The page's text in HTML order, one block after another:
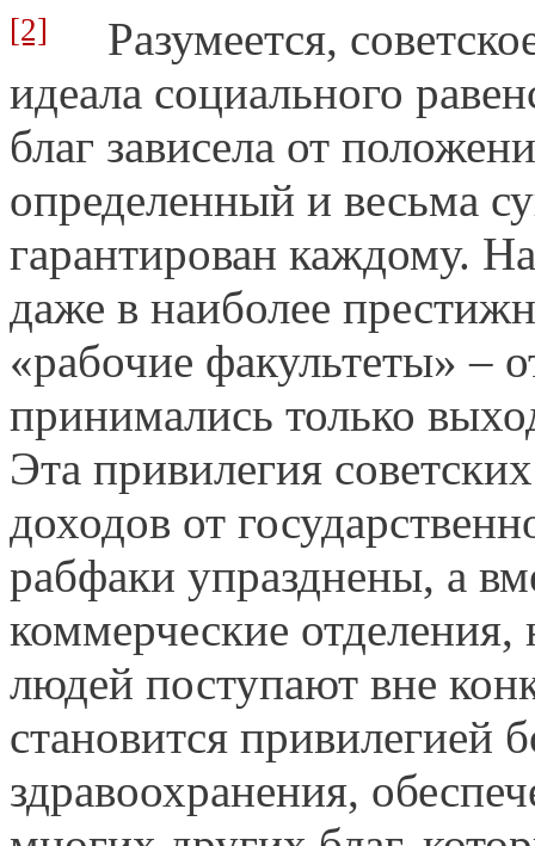
[2]
Разумеется,
идеала социального
благ зависела от
определенный и весьма
гарантирован каждому.
даже в наиболее
«рабочие факультеты» –
принимались только
Эта привилегия
доходов от
рабфаки упразднены, а
коммерческие
людей поступают вне
становится привилегией
здравоохранения,